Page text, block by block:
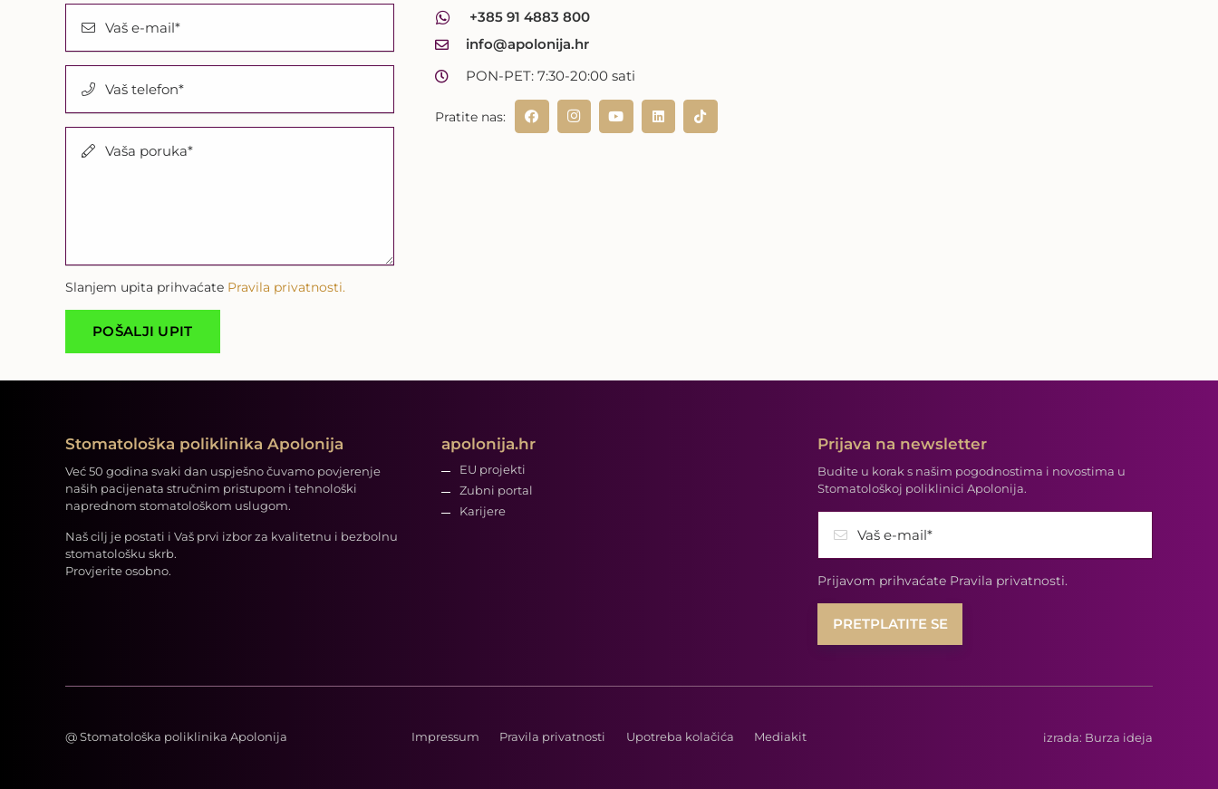
Vaš e-mail*
Vaš telefon*
Vaša poruka*
Slanjem upita prihvaćate Pravila privatnosti.
+385 91 4883 800
info@apolonija.hr
PON-PET: 7:30-20:00 sati
Pratite nas:
Stomatološka poliklinika Apolonija
Već 50 godina svaki dan uspješno čuvamo povjerenje
naših pacijenata stručnim pristupom i tehnološki
naprednom stomatološkom uslugom.
Naš cilj je postati i Vaš prvi izbor za kvalitetnu i bezbolnu
stomatološku skrb.
Provjerite osobno.
apolonija.hr
EU projekti
Zubni portal
Karijere
Prijava na newsletter
Budite u korak s našim pogodnostima i novostima u
Stomatološkoj poliklinici Apolonija.
Vaš e-mail*
Prijavom prihvaćate Pravila privatnosti.
@Stomatološka poliklinika Apolonija Impressum Pravila privatnosti Upotreba kolačića Mediakit izrada: Burza ideja